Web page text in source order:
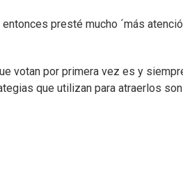
presté mucho ´más
votan por primera vez es y
que utilizan para atraerlos